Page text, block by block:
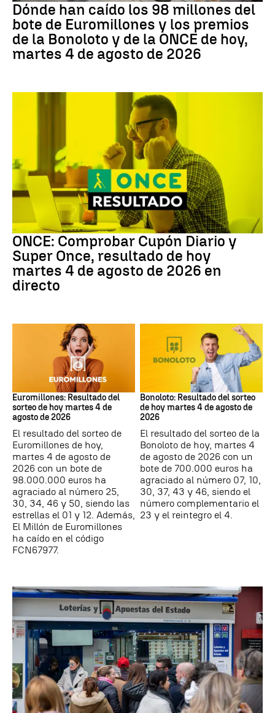
Dónde han caído los 98 millones del
bote de Euromillones y los premios
de la Bonoloto y de la ONCE de hoy,
martes 4 de agosto de 2026
ONCE
ONCE: Comprobar Cupón Diario y
Super Once, resultado de hoy
martes 4 de agosto de 2026 en
directo
Euromillones
Euromillones: Resultado del
sorteo de hoy martes 4 de
agosto de 2026
El resultado del sorteo de
Euromillones de hoy,
martes 4 de agosto de
2026 con un bote de
98.000.000 euros ha
agraciado al número 25,
30, 34, 46 y 50, siendo las
estrellas el 01 y 12. Además,
El Millón de Euromillones
ha caído en el código
FCN67977.
Bonoloto: Resultado del sorteo
de hoy martes 4 de agosto de
2026
El resultado del sorteo de la
Bonoloto de hoy, martes 4
de agosto de 2026 con un
bote de 700.000 euros ha
agraciado al número 07, 10,
30, 37, 43 y 46, siendo el
número complementario el
23 y el reintegro el 4.